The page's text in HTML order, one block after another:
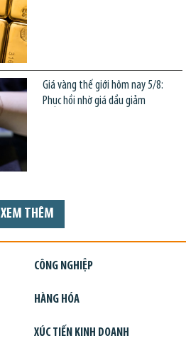
Giá vàng thế giới hôm nay 5/8:
Phục hồi nhờ giá dầu giảm
XEM THÊM
CÔNG NGHIỆP
HÀNG HÓA
XÚC TIẾN KINH DOANH